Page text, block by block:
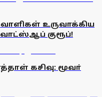
உருவாக்கிய
குரூப்!
கசிவு: மூவா்